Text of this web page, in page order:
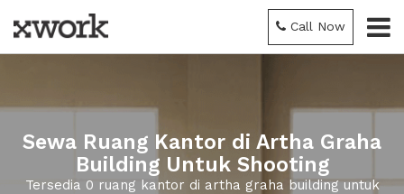
Call Now
Sewa Ruang Kantor di Artha Graha
Building Untuk Shooting
Tersedia 0 ruang kantor di artha graha building untuk